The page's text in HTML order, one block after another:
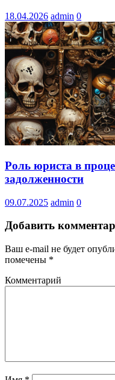
18.04.2026 admin 0
Роль юриста в
задолженности
09.07.2025 admin 0
Добавить
Ваш e-mail не будет
помечены *
Комментарий